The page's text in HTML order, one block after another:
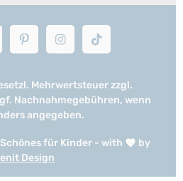
für Kinder - with
by
Design
Mehrwertsteuer zzgl.
Nachnahmegebühren, wenn
angegeben.